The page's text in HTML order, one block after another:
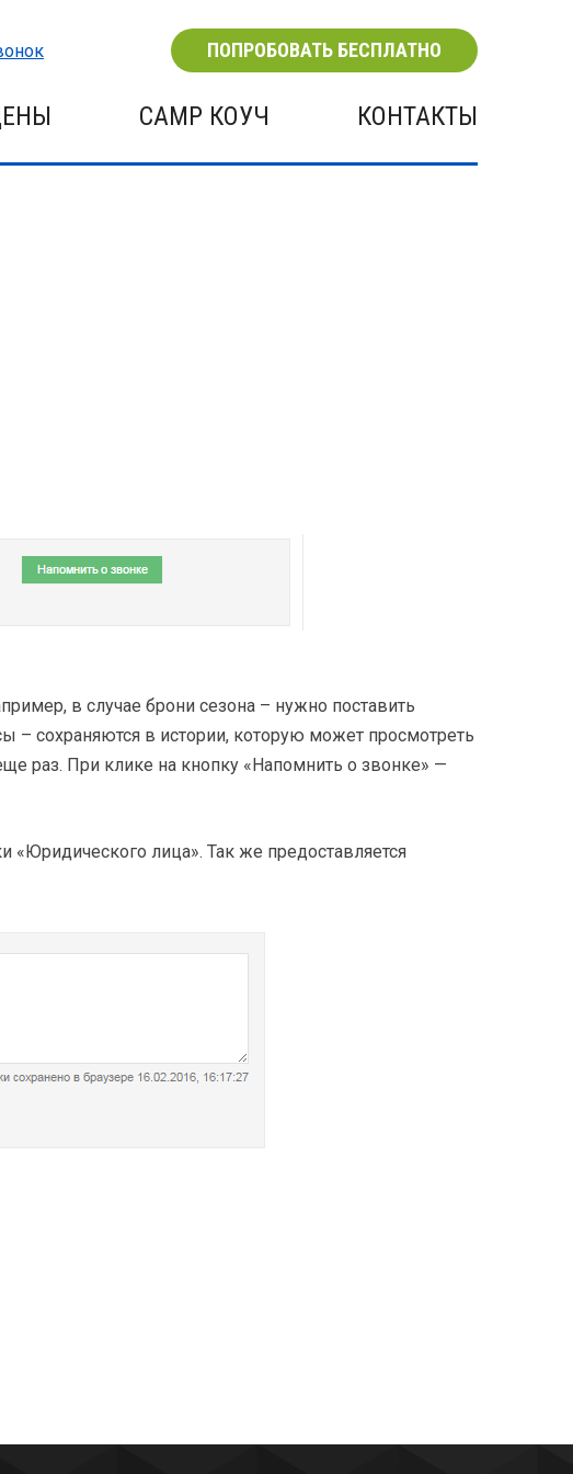
ПОПРОБОВАТЬ БЕСПЛАТНО
CAMP КОУЧ КОНТАКТЫ
в случае брони сезона – нужно поставить
– сохраняются в истории, которую может просмотреть
раз. При клике на кнопку «Напомнить о звонке» —
лица». Так же предоставляется